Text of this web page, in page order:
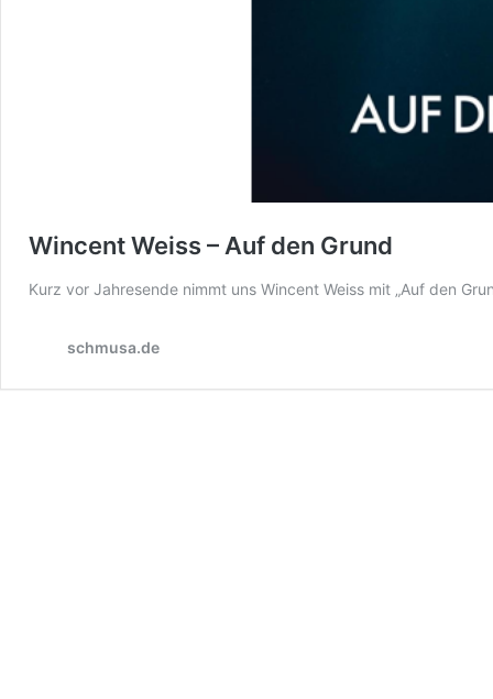
Wincent Weiss – Auf den Grund
Kurz vor Jahresende nimmt uns Wincent Weiss mit „Auf den
schmusa.de